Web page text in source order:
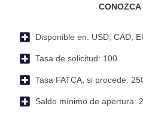
CONOZCA
Disponible en: USD, CAD,
Tasa de solicitud: 100
Tasa FATCA, si procede:
Saldo mínimo de apertura: